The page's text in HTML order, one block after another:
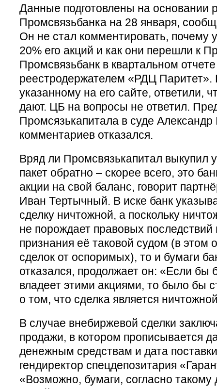
Данные подготовлены на основании
Промсвязьбанка на 28 января,
Он не стал комментировать, почему
20% его акций и как они перешли к
Промсвязьбанк в квартальном
реестродержателем «РДЦ Паритет».
указанному на его сайте, ответили,
дают. ЦБ на вопросы не ответил.
Промсязькапитала в суде Александр
комментариев отказался.
Вряд ли Промсвязькапитал выкупил
пакет обратно – скорее всего, это
акции на свой баланс, говорит
Иван Тертычный. В иске банк
сделку ничтожной, а поскольку
не порождает правовых последствий
признания её таковой судом (в этом
сделок от оспоримых), то и бумаги
отказался, продолжает он: «Если бы
владеет этими акциями, то было бы
о том, что сделка является
В случае внебиржевой сделки
продажи, в котором прописывается
денежным средствам и дата
гендиректор спецдепозитария
«Возможно, бумаги, согласно